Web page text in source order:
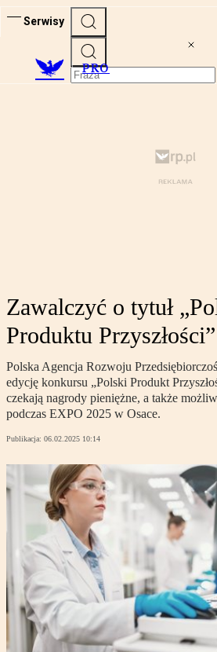
Serwisy
PRO
Zawalczyć o tytuł
Produktu Przyszłości”
Polska Agencja Rozwoju
edycję konkursu „Polski Produkt
czekają nagrody pieniężne, a także
podczas EXPO 2025 w Osace.
Publikacja: 06.02.2025 10:14